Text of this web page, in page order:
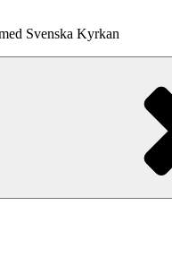
Svenska Kyrkan